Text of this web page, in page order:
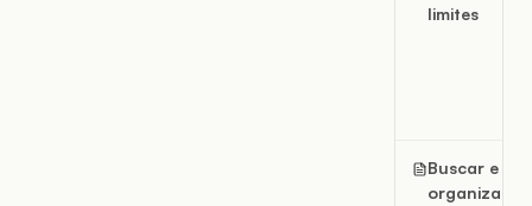
limites
Buscar e
organizar